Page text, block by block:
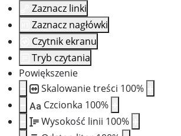
Zaznacz linki
Zaznacz nagłówki
Czytnik ekranu
Tryb czytania
Powiększenie
Skalowanie treści 100%
Aa Czcionka 100%
Wysokość linii 100%